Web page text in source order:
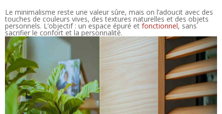
Le minimalisme reste une valeur sûre, mais on l’adoucit avec des
touches de couleurs vives, des textures naturelles et des objets
personnels. L’objectif : un espace épuré et fonctionnel, sans
sacrifier le confort et la personnalité.